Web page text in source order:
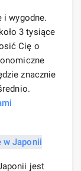
i wygodne.
3 tysiące
Cię o
znacznie
jest